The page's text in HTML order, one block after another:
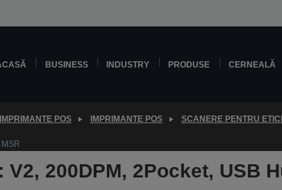
BUSINESS INDUSTRY PRODUSE CERNEALĂ
IMPRIMANTE POS IMPRIMANTE POS SCANERE PENTRU
V2, 200DPM, 2Pocket, USB